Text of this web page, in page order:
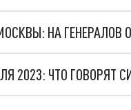
НА
2023: ЧТО ГОВОРЯТ